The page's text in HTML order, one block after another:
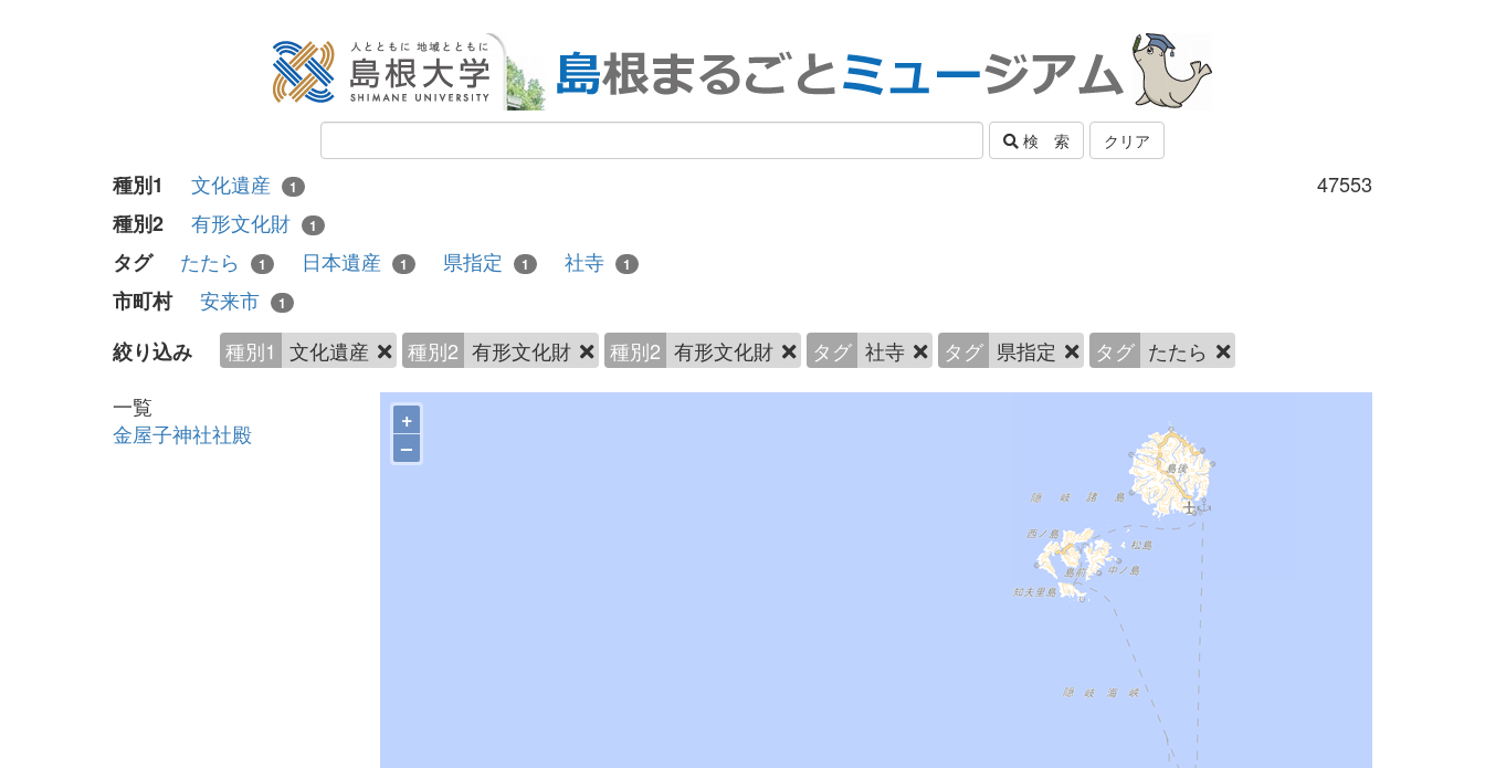
検 索 クリア
47553
種別1 文化遺産 1
種別2 有形文化財 1
タグ たたら 1 日本遺産 1 県指定 1 社寺 1
市町村 安来市 1
絞り込み 種別1 文化遺産 種別2 有形文化財 種別2 有形文化財 タグ 社寺 タグ 県指定 タグ たたら
一覧
金屋子神社社殿
+
–